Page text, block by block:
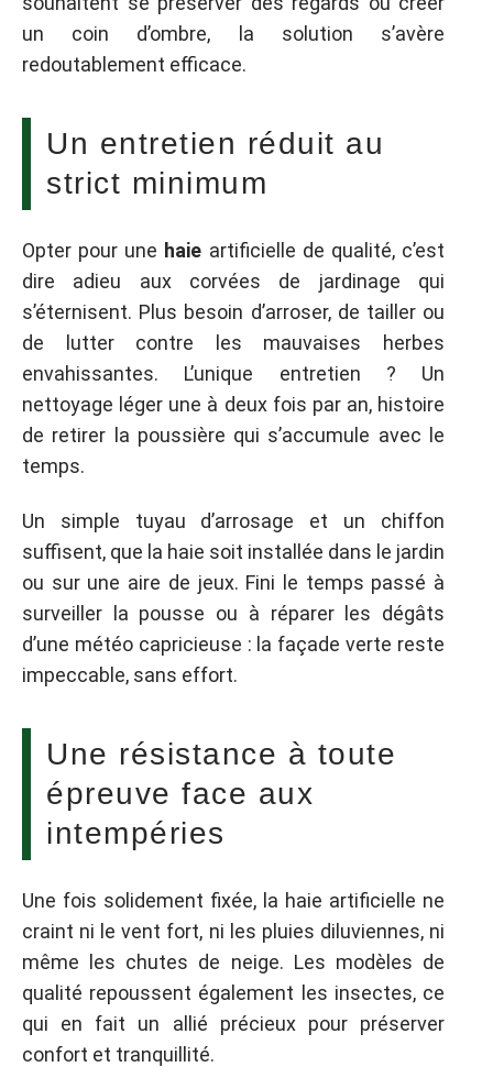
un coin d’ombre, la solution s’avère
redoutablement efficace.
Un entretien réduit au
strict minimum
Opter pour une haie artificielle de qualité, c’est
dire adieu aux corvées de jardinage qui
s’éternisent. Plus besoin d’arroser, de tailler ou
de lutter contre les mauvaises herbes
envahissantes. L’unique entretien ? Un
nettoyage léger une à deux fois par an, histoire
de retirer la poussière qui s’accumule avec le
temps.
Un simple tuyau d’arrosage et un chiffon
suffisent, que la haie soit installée dans le jardin
ou sur une aire de jeux. Fini le temps passé à
surveiller la pousse ou à réparer les dégâts
d’une météo capricieuse : la façade verte reste
impeccable, sans effort.
Une résistance à toute
épreuve face aux
intempéries
Une fois solidement fixée, la haie artificielle ne
craint ni le vent fort, ni les pluies diluviennes, ni
même les chutes de neige. Les modèles de
qualité repoussent également les insectes, ce
qui en fait un allié précieux pour préserver
confort et tranquillité.